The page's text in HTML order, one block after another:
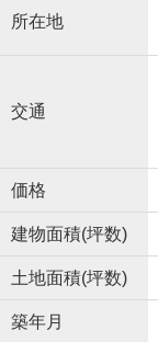
所在地
交通
価格
建物面積(坪数)
土地面積(坪数)
築年月